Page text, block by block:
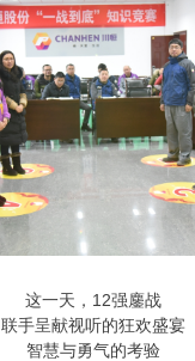
这一天，12强鏖战
联手呈献视听的狂欢盛宴
智慧与勇气的考验